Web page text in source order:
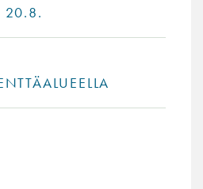
20.8.